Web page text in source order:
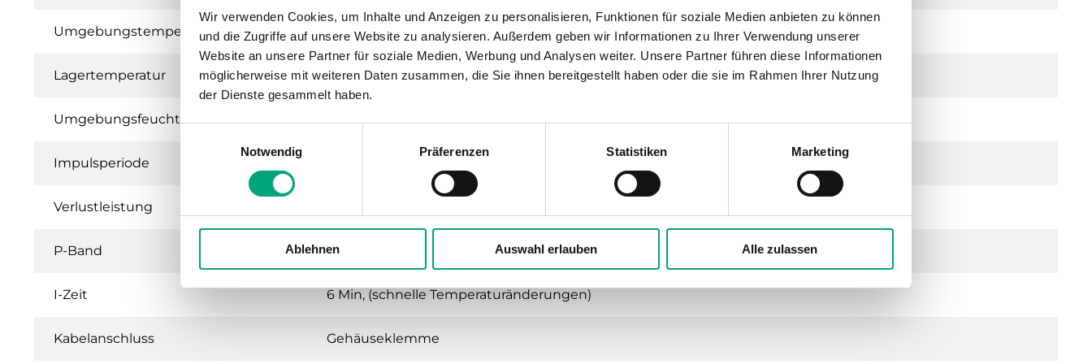
Wir verwenden Cookies, um Inhalte und Anzeigen zu personalisieren, Funktionen für soziale Medien anbieten zu können
und die Zugriffe auf unsere Website zu analysieren. Außerdem geben wir Informationen zu Ihrer Verwendung unserer
Website an unsere Partner für soziale Medien, Werbung und Analysen weiter. Unsere Partner führen diese Informationen
möglicherweise mit weiteren Daten zusammen, die Sie ihnen bereitgestellt haben oder die sie im Rahmen Ihrer Nutzung
der Dienste gesammelt haben.
Notwendig
Präferenzen Statistiken Marketing
Ablehnen Auswahl erlauben Alle zulassen
Umgebungstemperatur 0…40°C
Lagertemperatur -40…+50°C
Umgebungsfeuchte Max. 90 % RH, nicht kondensierend
Impulsperiode
Verlustleistung
P-Band 20 K (schnelle Temperaturänderungen), 2 K (langsame Temperaturänderungen)
I-Zeit 6 Min, (schnelle Temperaturänderungen)
Kabelanschluss Gehäuseklemme